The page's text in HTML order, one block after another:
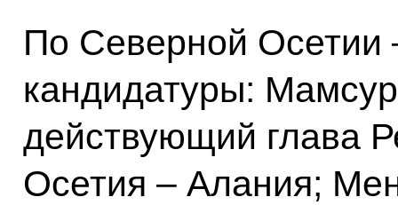
По Северной
кандидатуры:
действующий глава
Осетия – Алания;